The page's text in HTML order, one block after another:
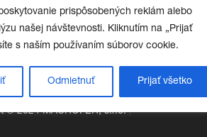
prispôsobených reklám alebo
našej návštevnosti. Kliknutím na „Prijať
s naším používaním súborov cookie.
Odmietnuť Prijať všetko
Obnova dát z SSD Samsung
dát z USB kľúča
© 2024 MACROFER, s.r.o. |